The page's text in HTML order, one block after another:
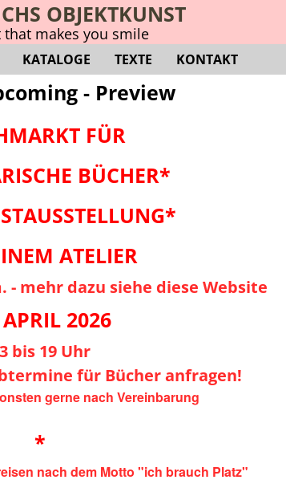
OBJEKTKUNST
that makes you smile
KATALOGE TEXTE KONTAKT
- Preview
FÜR
BÜCHER*
ATELIER
- mehr dazu siehe diese Website
2026
bis 19 Uhr
für Bücher anfragen!
gerne nach Vereinbarung
*
nach dem Motto "ich brauch Platz"